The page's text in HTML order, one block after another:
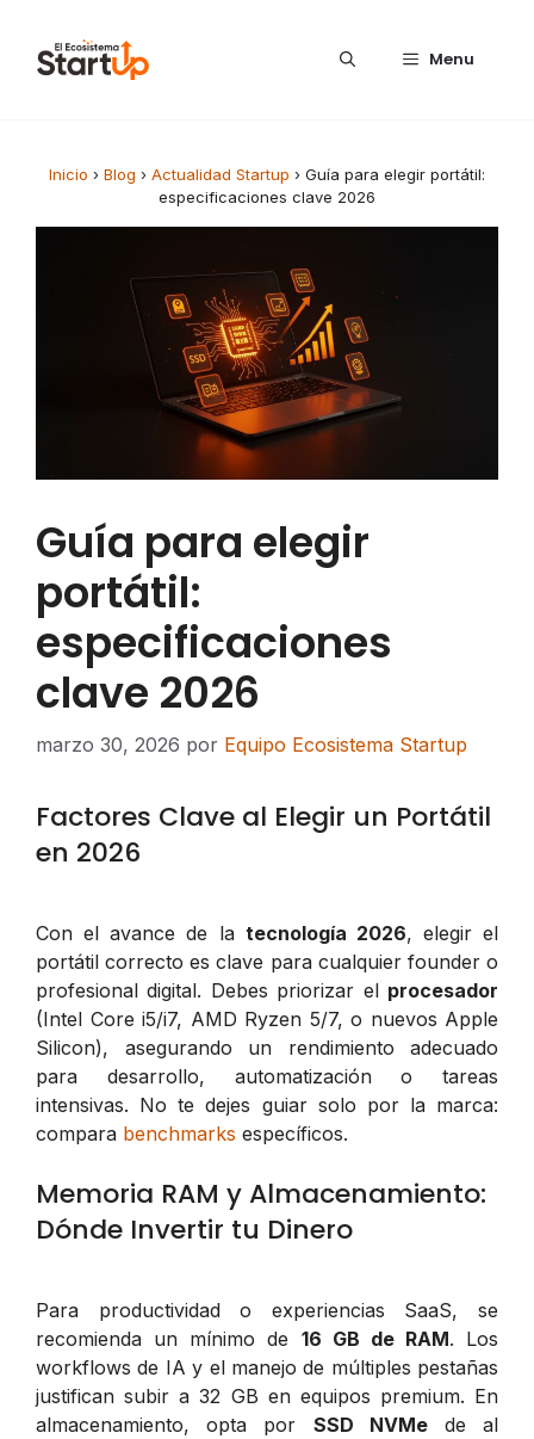
Menu
Inicio › Blog › Actualidad Startup › Guía para elegir portátil:
especificaciones clave 2026
Guía para elegir
portátil:
especificaciones
clave 2026
marzo 30, 2026 por Equipo Ecosistema Startup
Factores Clave al Elegir un Portátil
en 2026
Con el avance de la tecnología 2026, elegir el
portátil correcto es clave para cualquier founder o
profesional digital. Debes priorizar el procesador
(Intel Core i5/i7, AMD Ryzen 5/7, o nuevos Apple
Silicon), asegurando un rendimiento adecuado
para desarrollo, automatización o tareas
intensivas. No te dejes guiar solo por la marca:
compara benchmarks específicos.
Memoria RAM y Almacenamiento:
Dónde Invertir tu Dinero
Para productividad o experiencias SaaS, se
recomienda un mínimo de 16 GB de RAM. Los
workflows de IA y el manejo de múltiples pestañas
justifican subir a 32 GB en equipos premium. En
almacenamiento, opta por SSD NVMede al